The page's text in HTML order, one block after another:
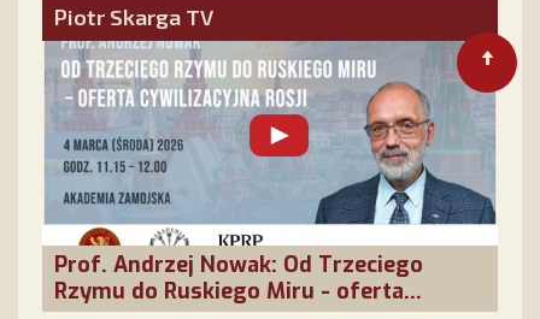
Piotr Skarga TV
Prof. Andrzej Nowak: Od Trzeciego
Rzymu do Ruskiego Miru - oferta